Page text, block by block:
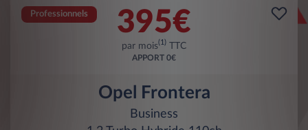
Professionnels 395€
par mois(1) TTC
APPORT 0€
Opel Frontera
Business